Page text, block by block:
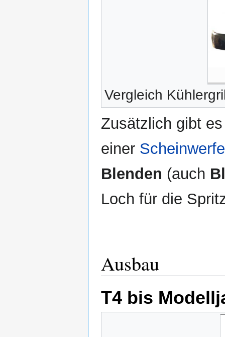
Vergleich
Zusätzlich gibt
einer
Blenden (auch
Loch für die
Ausbau
T4 bis